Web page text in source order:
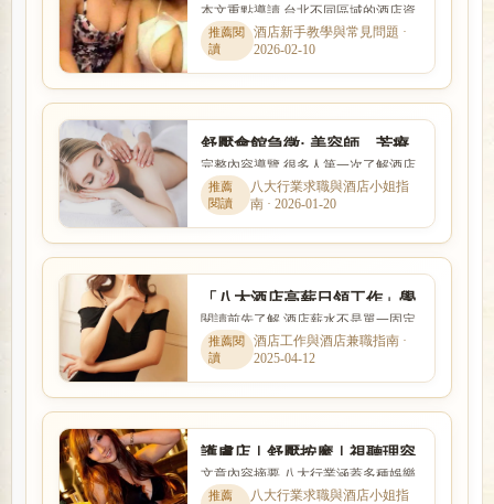
園專櫃美女咖啡情人座免喝酒
本文重點導讀 台北不同區域的酒店資
訊差異明顯，本文整理「【台北林森
北路情人雅座】桃園專櫃美...
酒店新手教學與常見問題 ·
2026-02-10
舒壓會館急徵: 美容師、芳療
師、美容助理薪水現領
完整內容導覽 很多人第一次了解酒店
工作時，最在意的就是收入怎麼計
算、是否可以日領現領，以及...
八大行業求職與酒店小姐指
南 · 2026-01-20
「八大酒店高薪日領工作」學
生短期酒店求職打工
閱讀前先了解 酒店薪水不是單一固定
數字，而是受到店型、出勤時段、節
數、客源與個人條件影響。...
酒店工作與酒店兼職指南 ·
2025-04-12
護膚店｜舒壓按摩｜視聽理容
KTV — 三合一頂級會館
文章內容摘要 八大行業涵蓋多種娛樂
服務與工作型態，實際內容、收入模
八大行業求職與酒店小姐指